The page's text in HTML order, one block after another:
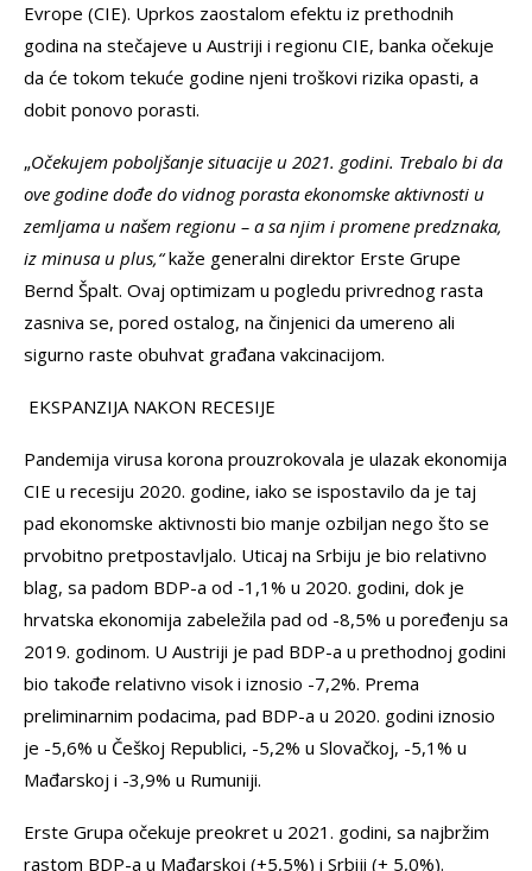
Evrope (CIE). Uprkos zaostalom efektu iz prethodnih
godina na stečajeve u Austriji i regionu CIE, banka očekuje
da će tokom tekuće godine njeni troškovi rizika opasti, a
dobit ponovo porasti.
„Očekujem poboljšanje situacije u 2021. godini. Trebalo bi da
ove godine dođe do vidnog porasta ekonomske aktivnosti u
zemljama u našem regionu – a sa njim i promene predznaka,
iz minusa u plus,“kaže generalni direktor Erste Grupe
Bernd Špalt. Ovaj optimizam u pogledu privrednog rasta
zasniva se, pored ostalog, na činjenici da umereno ali
sigurno raste obuhvat građana vakcinacijom.
EKSPANZIJA NAKON RECESIJE
Pandemija virusa korona prouzrokovala je ulazak ekonomija
CIE u recesiju 2020. godine, iako se ispostavilo da je taj
pad ekonomske aktivnosti bio manje ozbiljan nego što se
prvobitno pretpostavljalo. Uticaj na Srbiju je bio relativno
blag, sa padom BDP-a od -1,1% u 2020. godini, dok je
hrvatska ekonomija zabeležila pad od -8,5% u poređenju sa
2019. godinom. U Austriji je pad BDP-a u prethodnoj godini
bio takođe relativno visok i iznosio -7,2%. Prema
preliminarnim podacima, pad BDP-a u 2020. godini iznosio
je -5,6% u Češkoj Republici, -5,2% u Slovačkoj, -5,1% u
Mađarskoj i -3,9% u Rumuniji.
Erste Grupa očekuje preokret u 2021. godini, sa najbržim
rastom BDP-a u Mađarskoj (+5,5%) i Srbiji (+ 5,0%).